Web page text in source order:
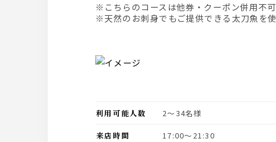
※こちらのコースは他券・クーポン併用不可
※天然のお刺身でもご提供できる太刀魚を
利用可能人数
2〜34名様
来店時間
17:00〜21:30